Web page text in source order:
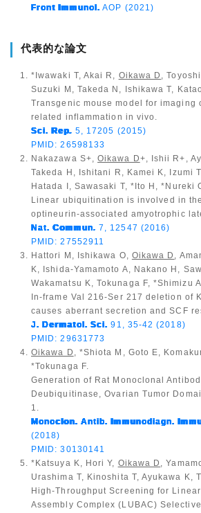
Front Immunol. AOP (2021)
代表的な論文
*Iwawaki T, Akai R, Oikawa D ,
Suzuki M, Takeda N, Ishikawa T,
Transgenic mouse model for imaging
related inflammation in vivo.
Sci. Rep. 5, 17205 (2015)
PMID: 26598133
Nakazawa S+,Oikawa D+, Ishii R+,
Takeda H, Ishitani R, Kamei K, Izumi
Hatada I, Sawasaki T, *Ito H, *Nureki
Linear ubiquitination is involved in
optineurin-associated amyotrophic
Nat. Commun. 7, 12547 (2016)
PMID: 27552911
Hattori M, Ishikawa O, Oikawa D ,
K, Ishida-Yamamoto A, Nakano H,
Wakamatsu K, Tokunaga F, *Shimizu
In-frame Val 216-Ser 217 deletion of
causes aberrant secretion and SCF
J. Dermatol. Sci.91, 35-42 (2018)
PMID: 29631773
Oikawa D , *Shiota M, Goto E,
*Tokunaga F.
Generation of Rat Monoclonal
Deubiquitinase, Ovarian Tumor
1.
Monoclon. Antib. Immunodiagn.
(2018)
PMID: 30130141
*Katsuya K, Hori Y, Oikawa D ,
Urashima T, Kinoshita T, Ayukawa K,
High-Throughput Screening for
Assembly Complex (LUBAC)